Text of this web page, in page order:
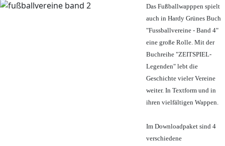
Das Fußballwapppen spielt
auch in Hardy Grünes Buch
"Fussballvereine - Band 4"
eine große Rolle. Mit der
Buchreihe "ZEITSPIEL-
Legenden" lebt die
Geschichte vieler Vereine
weiter. In Textform und in
ihren vielfältigen Wappen.
Im Downloadpaket sind 4
verschiedene